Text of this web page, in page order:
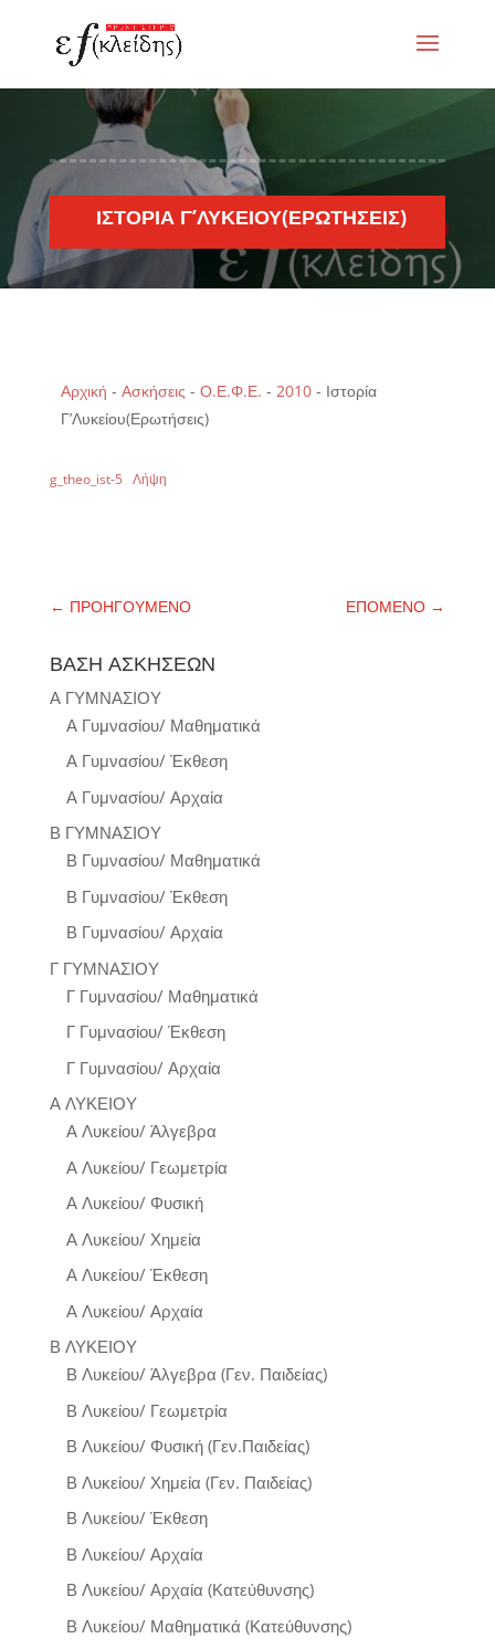
ΙΣΤΟΡΊΑ Γ’ΛΥΚΕΊΟΥ(ΕΡΩΤΉΣΕΙΣ)
Αρχική - Ασκήσεις - Ο.Ε.Φ.Ε. - 2010- Ιστορία
Γ’Λυκείου(Ερωτήσεις)
g_theo_ist-5 Λήψη
← ΠΡΟΗΓΟΥΜΕΝΟ ΕΠΟΜΕΝΟ →
ΒΑΣΗ ΑΣΚΗΣΕΩΝ
Α ΓΥΜΝΑΣΙΟΥ
Α Γυμνασίου/ Μαθηματικά
Α Γυμνασίου/ Έκθεση
Α Γυμνασίου/ Αρχαία
Β ΓΥΜΝΑΣΙΟΥ
Β Γυμνασίου/ Μαθηματικά
Β Γυμνασίου/ Έκθεση
Β Γυμνασίου/ Αρχαία
Γ ΓΥΜΝΑΣΙΟΥ
Γ Γυμνασίου/ Μαθηματικά
Γ Γυμνασίου/ Έκθεση
Γ Γυμνασίου/ Αρχαία
Α ΛΥΚΕΙΟΥ
Α Λυκείου/ Άλγεβρα
Α Λυκείου/ Γεωμετρία
Α Λυκείου/ Φυσική
Α Λυκείου/ Χημεία
Α Λυκείου/ Έκθεση
Α Λυκείου/ Αρχαία
Β ΛΥΚΕΙΟΥ
Β Λυκείου/ Άλγεβρα (Γεν. Παιδείας)
Β Λυκείου/ Γεωμετρία
Β Λυκείου/ Φυσική (Γεν.Παιδείας)
Β Λυκείου/ Χημεία (Γεν. Παιδείας)
Β Λυκείου/ Έκθεση
Β Λυκείου/ Αρχαία
Β Λυκείου/ Αρχαία (Κατεύθυνσης)
Β Λυκείου/ Μαθηματικά (Κατεύθυνσης)